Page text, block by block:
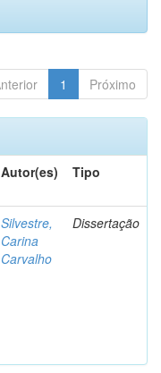
1 Próximo
Autor(es) Tipo
Silvestre,
Carina
Carvalho
Dissertação